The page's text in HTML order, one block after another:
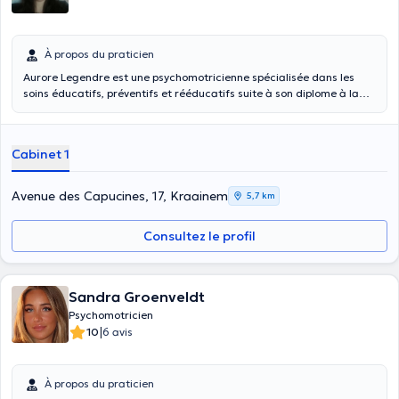
À propos du praticien
Aurore Legendre est une psychomotricienne spécialisée dans les
soins éducatifs, préventifs et rééducatifs suite à son diplome à la
cabinet privé sur Woluwe Saint-Lambert. Suite à ses nombreuses
son activité professionnelle en tant que psychomotricienne
indépendante pour tous âges et pathologies.
Cabinet 1
Avenue des Capucines, 17, Kraainem 5,7 km
Consultez le profil
Sandra Groenveldt
Psychomotricien
10|6 avis
À propos du praticien